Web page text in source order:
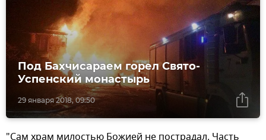
29 января 2018, 09:50
Под Бахчисараем горел Свято-
Успенский монастырь